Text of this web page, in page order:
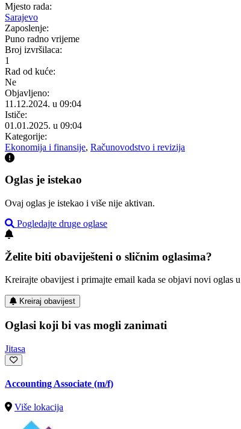
Mjesto rada:
Sarajevo
Zaposlenje:
Puno radno vrijeme
Broj izvršilaca:
1
Rad od kuće:
Ne
Objavljeno:
11.12.2024. u 09:04
Ističe:
01.01.2025. u 09:04
Kategorije:
Ekonomija i finansije, Računovodstvo i revizija
Oglas je istekao
Ovaj oglas je istekao i više nije aktivan.
Pogledajte druge oglase
Želite biti obaviješteni o sličnim oglasima?
Kreirajte obavijest i primajte email kada se objavi novi oglas
Kreiraj obavijest
Oglasi koji bi vas mogli zanimati
Jitasa
Accounting Associate (m/f)
Više lokacija